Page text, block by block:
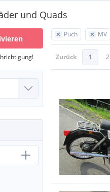
und Quads
Puch MV
Zurück 1 2